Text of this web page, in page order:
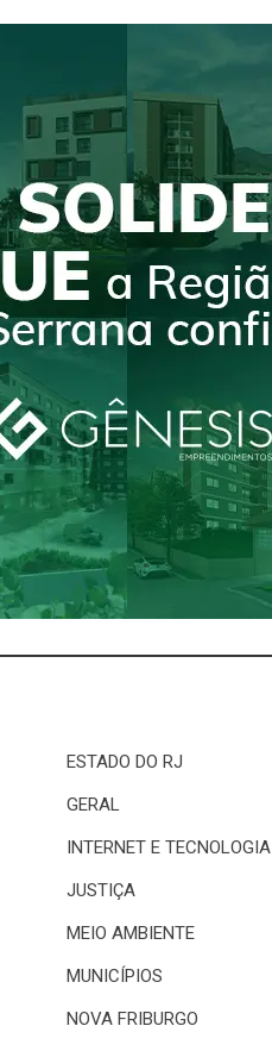
ESTADO DO RJ
GERAL
INTERNET E TECNOLOGIA
JUSTIÇA
MEIO AMBIENTE
MUNICÍPIOS
NOVA FRIBURGO